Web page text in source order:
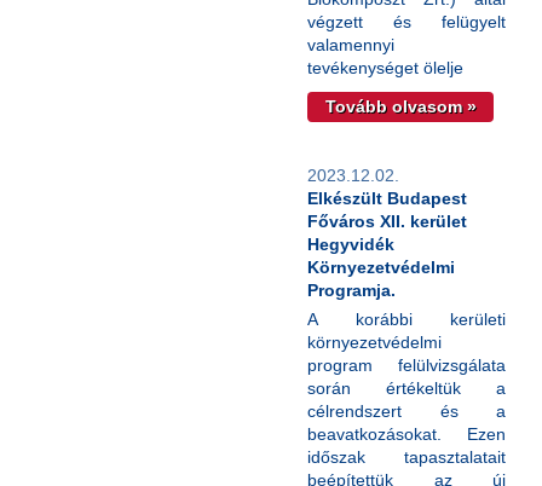
végzett és felügyelt
valamennyi
tevékenységet ölelje
Tovább olvasom »
Elkészült Budapest
Főváros XII. kerület
Hegyvidék
Környezetvédelmi
Programja.
2023.12.02.
A korábbi kerületi
környezetvédelmi
program felülvizsgálata
során értékeltük a
célrendszert és a
beavatkozásokat. Ezen
időszak tapasztalatait
beépítettük az új